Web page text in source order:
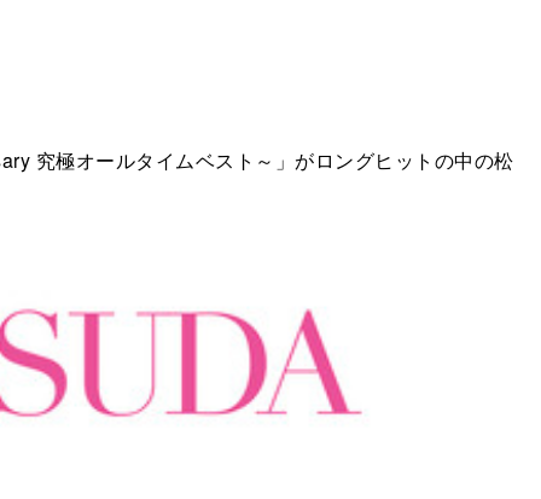
究極オールタイムベスト～」がロングヒットの中の松